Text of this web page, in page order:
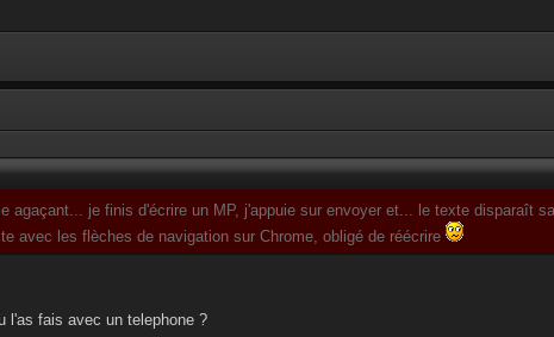
agaçant... je finis d'écrire un MP, j'appuie sur envoyer et... le texte disparaît
avec les flèches de navigation sur Chrome, obligé de réécrire
l'as fais avec un telephone ?